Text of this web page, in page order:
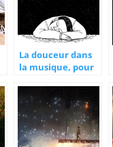
La douceur dans
la musique, pour